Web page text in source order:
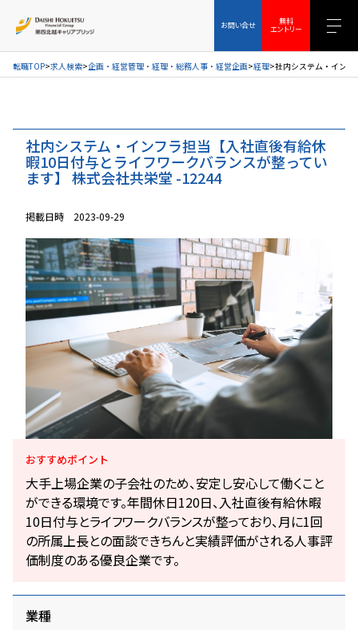
お問い合せ 無料
エントリー
お問い合せ 無料エントリー
転職TOP 求人検索 企画・経営管理・経理・総務人事・経営企画 経理 社内システム・イン
社内システム・インフラ担当【入社直後有給休
暇10日付与とライフワークバランスが整ってい
ます】 株式会社共栄堂 -12244
掲載日時 2023-09-29
おすすめポイント
大手上場企業の子会社のため、安定し安心して働くこと
ができる環境です。年間休日120日、入社直後有給休暇
10日付与とライフワークバランスが整っており、月に1回
の所属上長との面談できちんと実績評価がされる人事評
価制度のある優良企業です。
業種